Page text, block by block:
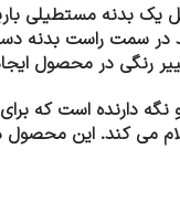
بدنه مستطیلی
در سمت راست بدنه
رنگی در محصول
و نگه دارنده است
می کند. این محصول